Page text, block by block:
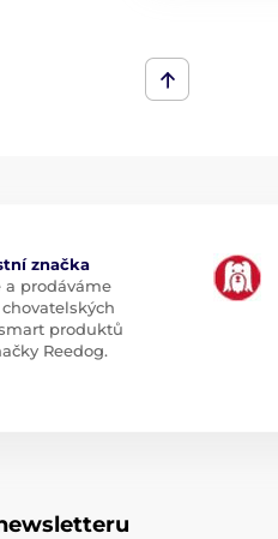
značka
a prodáváme
produktů
Reedog.